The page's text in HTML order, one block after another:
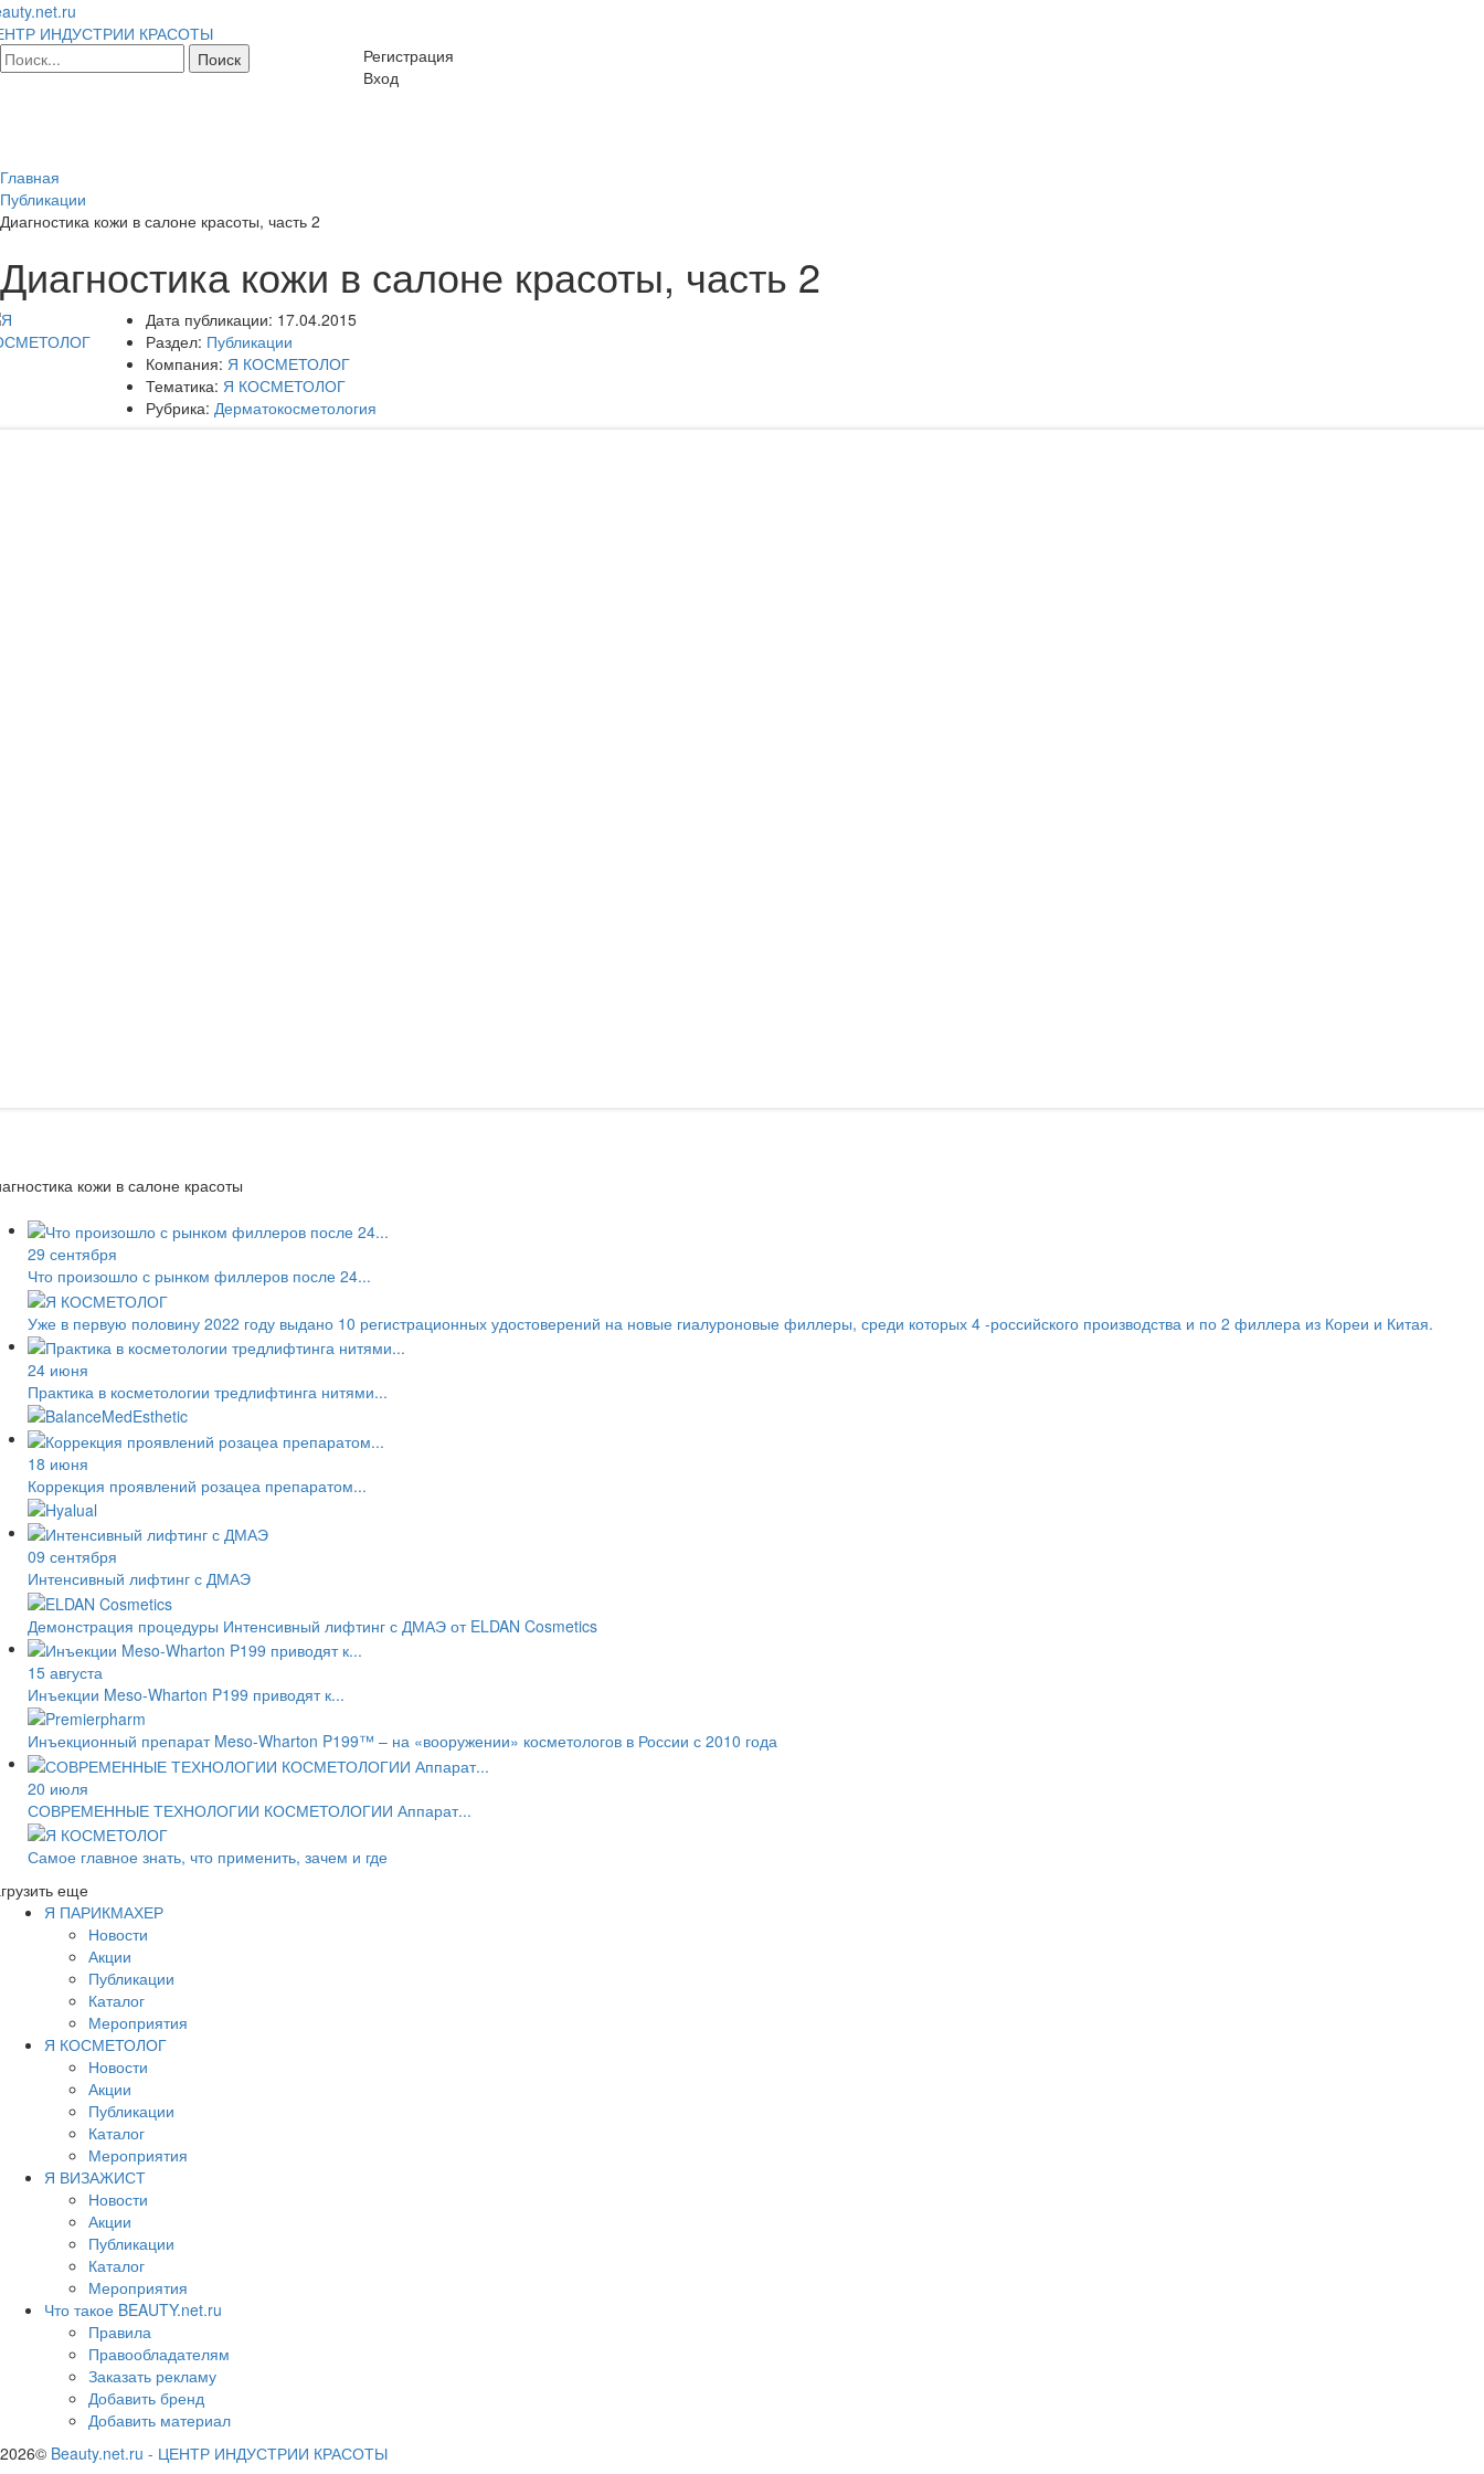
ИНДУСТРИИ КРАСОТЫ
Регистрация
Вход
Главная
Публикации
Диагностика кожи в салоне красоты, часть 2
Диагностика кожи в салоне красоты, часть 2
Дата публикации: 17.04.2015
Раздел: Публикации
Компания: Я КОСМЕТОЛОГ
Тематика: Я КОСМЕТОЛОГ
Рубрика: Дерматокосметология
кожи в салоне красоты
29 сентября
Что произошло с рынком филлеров после 24...
Уже в первую половину 2022 году выдано 10 регистрационных удостоверений на новые гиалуроновые филлеры, среди которых 4 -российского производства и по 2 филлера из Кореи и Китая.
24 июня
Практика в косметологии тредлифтинга нитями...
18 июня
Коррекция проявлений розацеа препаратом...
09 сентября
Интенсивный лифтинг с ДМАЭ
Демонстрация процедуры Интенсивный лифтинг с ДМАЭ от ELDAN Cosmetics
15 августа
Инъекции Meso-Wharton P199 приводят к...
Инъекционный препарат Meso-Wharton P199™ – на «вооружении» косметологов в России с 2010 года
20 июля
СОВРЕМЕННЫЕ ТЕХНОЛОГИИ КОСМЕТОЛОГИИ Аппарат...
Самое главное знать, что применить, зачем и где
еще
Я ПАРИКМАХЕР
Новости
Акции
Публикации
Каталог
Мероприятия
Я КОСМЕТОЛОГ
Новости
Акции
Публикации
Каталог
Мероприятия
Я ВИЗАЖИСТ
Новости
Акции
Публикации
Каталог
Мероприятия
Что такое BEAUTY.net.ru
Правила
Правообладателям
Заказать рекламу
Добавить бренд
Добавить материал
2026© Beauty.net.ru - ЦЕНТР ИНДУСТРИИ КРАСОТЫ